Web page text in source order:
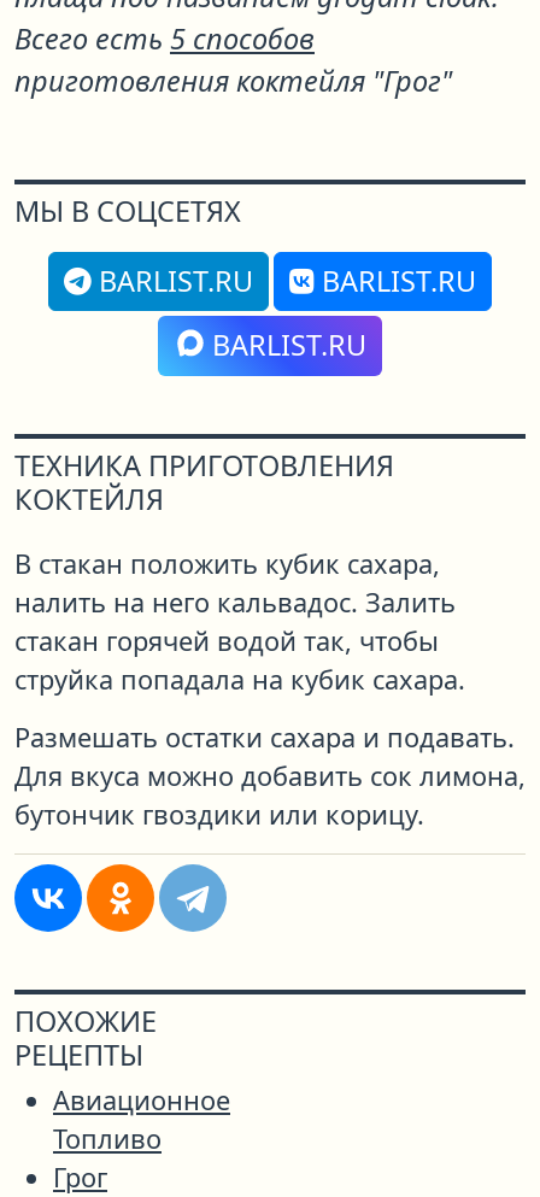
Всего есть 5 способов
приготовления коктейля "Грог"
МЫ В СОЦСЕТЯХ
BARLIST.RU
BARLIST.RU
BARLIST.RU
ТЕХНИКА ПРИГОТОВЛЕНИЯ
КОКТЕЙЛЯ
В стакан положить кубик сахара,
налить на него кальвадос. Залить
стакан горячей водой так, чтобы
струйка попадала на кубик сахара.
Размешать остатки сахара и подавать.
Для вкуса можно добавить сок лимона,
бутончик гвоздики или корицу.
ПОХОЖИЕ
РЕЦЕПТЫ
Авиационное
Топливо
Грог